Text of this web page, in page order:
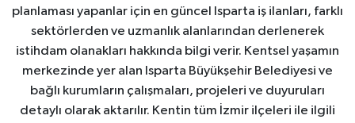
planlaması yapanlar için en güncel Isparta iş ilanları, farklı
sektörlerden ve uzmanlık alanlarından derlenerek
istihdam olanakları hakkında bilgi verir. Kentsel yaşamın
merkezinde yer alan Isparta Büyükşehir Belediyesi ve
bağlı kurumların çalışmaları, projeleri ve duyuruları
detaylı olarak aktarılır. Kentin tüm İzmir ilçeleri ile ilgili